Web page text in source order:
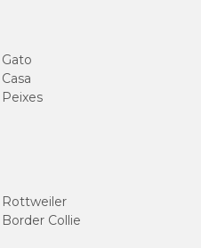
Gato
Casa
Peixes
Rottweiler
Border Collie